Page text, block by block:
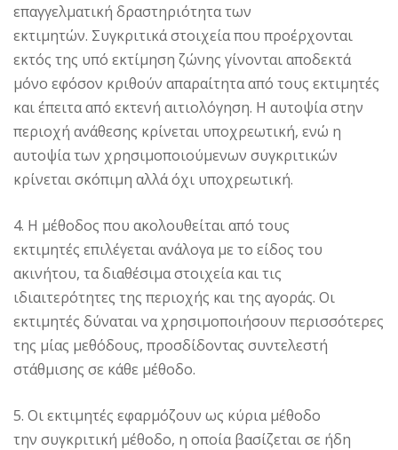
επαγγελματική δραστηριότητα των
εκτιμητών. Συγκριτικά στοιχεία που προέρχονται
εκτός της υπό εκτίμηση ζώνης γίνονται αποδεκτά
μόνο εφόσον κριθούν απαραίτητα από τους εκτιμητές
και έπειτα από εκτενή αιτιολόγηση. Η αυτοψία στην
περιοχή ανάθεσης κρίνεται υποχρεωτική, ενώ η
αυτοψία των χρησιμοποιούμενων συγκριτικών
κρίνεται σκόπιμη αλλά όχι υποχρεωτική.
4. Η μέθοδος που ακολουθείται από τους
εκτιμητές επιλέγεται ανάλογα με το είδος του
ακινήτου, τα διαθέσιμα στοιχεία και τις
ιδιαιτερότητες της περιοχής και της αγοράς. Οι
εκτιμητές δύναται να χρησιμοποιήσουν περισσότερες
της μίας μεθόδους, προσδίδοντας συντελεστή
στάθμισης σε κάθε μέθοδο.
5. Οι εκτιμητές εφαρμόζουν ως κύρια μέθοδο
την συγκριτική μέθοδο, η οποία βασίζεται σε ήδη